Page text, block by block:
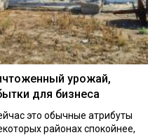
урожай,
для бизнеса
это обычные атрибуты
районах спокойнее,